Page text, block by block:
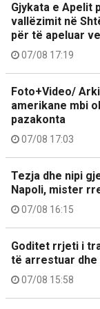
Gjykata e Apelit
vallëzimit në
për të apeluar
07/08 17:19
Foto+Video/
amerikane mbi
pazakonta
07/08 17:03
Tezja dhe nipi
Napoli, mister
07/08 16:15
Goditet rrjeti i
të arrestuar
07/08 15:58